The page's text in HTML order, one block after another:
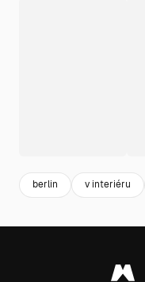
berlin v interiéru